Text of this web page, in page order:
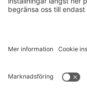
Vardagar 07.30-
© 2026 Gerdmans